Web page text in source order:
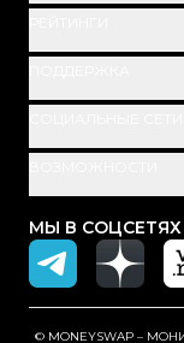
МЫ В СОЦСЕТЯХ
© MONEYSWAP –